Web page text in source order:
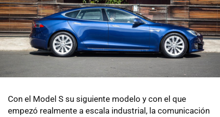
Con el Model S su siguiente modelo y con el que
empezó realmente a escala industrial, la comunicación